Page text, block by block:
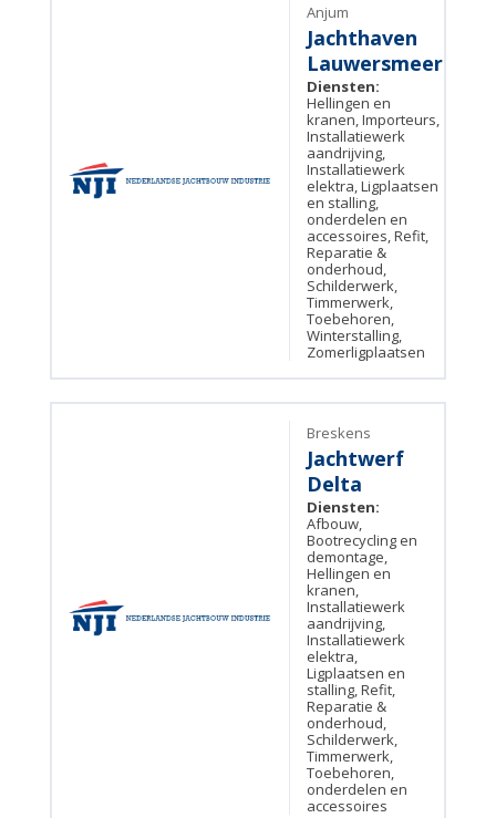
Anjum
Jachthaven
Lauwersmeer
Diensten:
Hellingen en
kranen, Importeurs,
Installatiewerk
aandrijving,
Installatiewerk
elektra, Ligplaatsen
en stalling,
onderdelen en
accessoires, Refit,
Reparatie &
onderhoud,
Schilderwerk,
Timmerwerk,
Toebehoren,
Winterstalling,
Zomerligplaatsen
Breskens
Jachtwerf
Delta
Diensten:
Afbouw,
Bootrecycling en
demontage,
Hellingen en
kranen,
Installatiewerk
aandrijving,
Installatiewerk
elektra,
Ligplaatsen en
stalling, Refit,
Reparatie &
onderhoud,
Schilderwerk,
Timmerwerk,
Toebehoren,
onderdelen en
accessoires